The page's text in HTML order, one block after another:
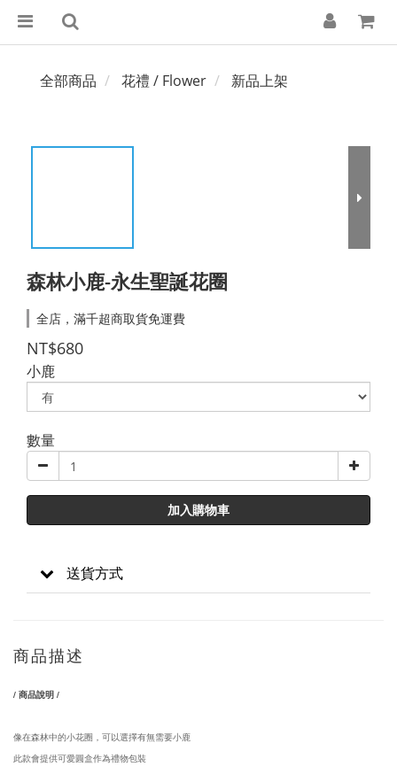
全部商品 花禮 / Flower 新品上架
森林小鹿-永生聖誕花圈
全店，滿千超商取貨免運費
NT$680
小鹿
數量
加入購物車
送貨方式
商品描述
/ 商品說明 /
像在森林中的小花圈，可以選擇有無需要小鹿
此款會提供可愛圓盒作為禮物包裝